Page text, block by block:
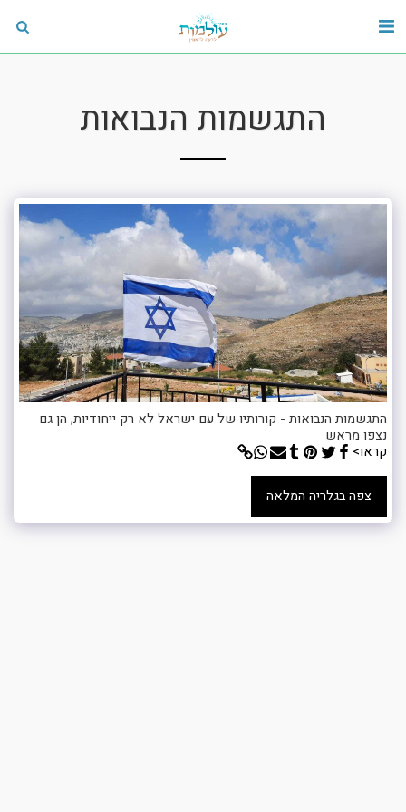
התגשמות הנבואות
התגשמות הנבואות - קורותיו של עם ישראל לא רק ייחודיות, הן גם
נצפו מראש
קראו>
צפה בגלריה המלאה